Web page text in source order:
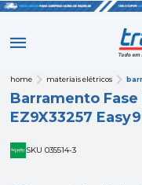
home materiais elétricos
Barramento
EZ9X33257
SKU 035514-3